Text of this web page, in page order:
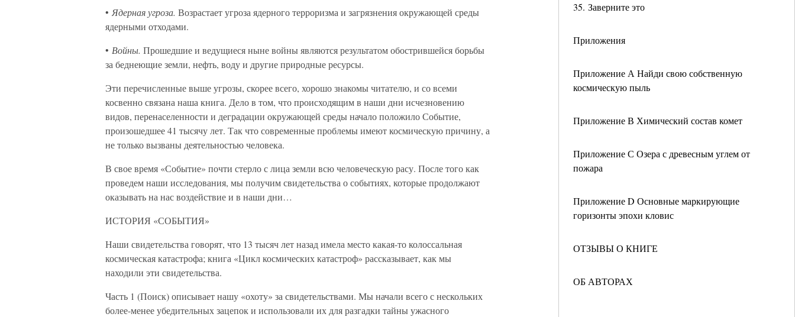
35. Заверните это
Приложения
Приложение А Найди свою собственную
космическую пыль
Приложение В Химический состав комет
Приложение С Озера с древесным углем от
пожара
Приложение D Основные маркирующие
горизонты эпохи кловис
ОТЗЫВЫ О КНИГЕ
ОБ АВТОРАХ
• Ядерная угроза. Возрастает угроза ядерного терроризма и загрязнения окружающей среды
ядерными отходами.
• Войны. Прошедшие и ведущиеся ныне войны являются результатом обострившейся борьбы
за беднеющие земли, нефть, воду и другие природные ресурсы.
Эти перечисленные выше угрозы, скорее всего, хорошо знакомы читателю, и со всеми
косвенно связана наша книга. Дело в том, что происходящим в наши дни исчезновению
видов, перенаселенности и деградации окружающей среды начало положило Событие,
произошедшее 41 тысячу лет. Так что современные проблемы имеют космическую причину, а
не только вызваны деятельностью человека.
В свое время «Событие» почти стерло с лица земли всю человеческую расу. После того как
проведем наши исследования, мы получим свидетельства о событиях, которые продолжают
оказывать на нас воздействие и в наши дни…
ИСТОРИЯ «СОБЫТИЯ»
Наши свидетельства говорят, что 13 тысяч лет назад имела место какая-то колоссальная
космическая катастрофа; книга «Цикл космических катастроф» рассказывает, как мы
находили эти свидетельства.
Часть 1 (Поиск) описывает нашу «охоту» за свидетельствами. Мы начали всего с нескольких
более-менее убедительных зацепок и использовали их для разгадки тайны ужасного